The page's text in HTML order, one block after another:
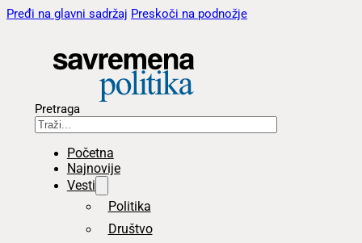
Pređi na glavni sadržaj Preskoči na podnožje
Pretraga
Početna
Najnovije
Vesti
Politika
Društvo